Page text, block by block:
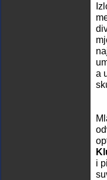
a
i